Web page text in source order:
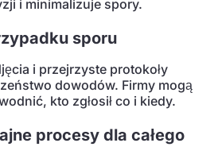
i minimalizuje spory.
sporu
i przejrzyste protokoły
dowodów. Firmy mogą
kto zgłosił co i kiedy.
procesy dla całego